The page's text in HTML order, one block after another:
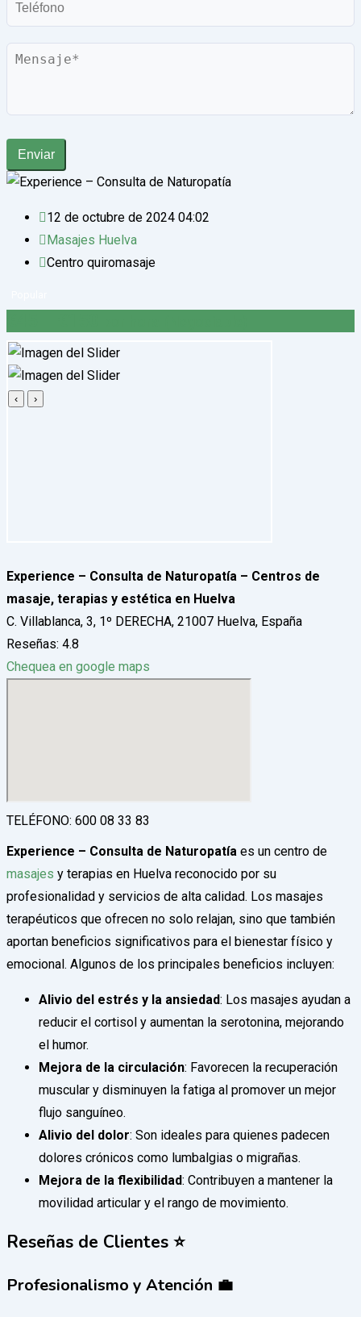
Mensaje
Enviar
12 de octubre de 2024 04:02
Masajes Huelva
Centro quiromasaje
‹ ›
Experience – Consulta de Naturopatía – Centros de
masaje, terapias y estética en Huelva
C. Villablanca, 3, 1º DERECHA, 21007 Huelva, España
Reseñas: 4.8
Chequea en google maps
TELÉFONO: 600 08 33 83
Experience – Consulta de Naturopatía es un centro de
masajes y terapias en Huelva reconocido por su
profesionalidad y servicios de alta calidad. Los masajes
terapéuticos que ofrecen no solo relajan, sino que también
aportan beneficios significativos para el bienestar físico y
emocional. Algunos de los principales beneficios incluyen:
Alivio del estrés y la ansiedad: Los masajes ayudan a
reducir el cortisol y aumentan la serotonina, mejorando
el humor.
Mejora de la circulación: Favorecen la recuperación
muscular y disminuyen la fatiga al promover un mejor
flujo sanguíneo.
Alivio del dolor: Son ideales para quienes padecen
dolores crónicos como lumbalgias o migrañas.
Mejora de la flexibilidad: Contribuyen a mantener la
movilidad articular y el rango de movimiento.
Reseñas de Clientes ⭐️
Profesionalismo y Atención 💼